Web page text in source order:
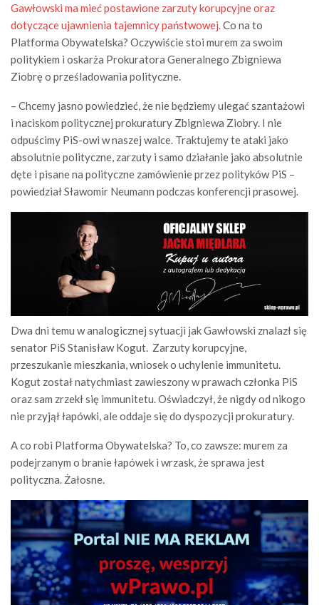
Gawłowski ma mieć postawione zarzuty korupcyjne oraz
dotyczące ujawnienia tajemnicy państwowej.Co na to
Platforma Obywatelska? Oczywiście stoi murem za swoim
politykiem i oskarża Prokuratora Generalnego Zbigniewa
Ziobrę o prześladowania polityczne.
– Chcemy jasno powiedzieć, że nie będziemy ulegać szantażowi
i naciskom politycznej prokuratury Zbigniewa Ziobry. I nie
odpuścimy PiS-owi w naszej walce. Traktujemy te ataki jako
absolutnie polityczne, zarzuty i samo działanie jako absolutnie
dęte i pisane na polityczne zamówienie przez polityków PiS –
powiedział Sławomir Neumann podczas konferencji prasowej.
Dwa dni temu w analogicznej sytuacji jak Gawłowski znalazł się
senator PiS Stanisław Kogut. Zarzuty korupcyjne,
przeszukanie mieszkania, wniosek o uchylenie immunitetu.
Kogut został natychmiast zawieszony w prawach członka PiS
oraz sam zrzekł się immunitetu. Oświadczył, że nigdy od nikogo
nie przyjął łapówki, ale oddaje się do dyspozycji prokuratury.
A co robi Platforma Obywatelska? To, co zawsze: murem za
podejrzanym o branie łapówek i wrzask, że sprawa jest
polityczna. Żałosne.